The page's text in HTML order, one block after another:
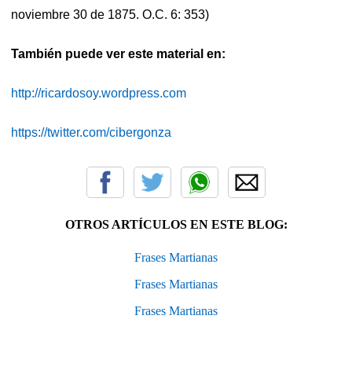
noviembre 30 de 1875. O.C. 6: 353)
También puede ver este material en:
http://ricardosoy.wordpress.com
https://twitter.com/cibergonza
OTROS ARTÍCULOS EN ESTE BLOG:
Frases Martianas
Frases Martianas
Frases Martianas